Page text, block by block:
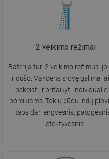
2 veikimo režimai
Baterija turi 2 veikimo režimus:
ir dušo. Vandens srovę galima
pakeisti ir pritaikyti
poreikiams. Tokiu būdu indų
taps dar lengvesnis,
efektyvesnis.